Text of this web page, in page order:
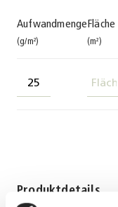
Aufwandmenge
(g/m²)
Fläche
(m²)
Produktdetails